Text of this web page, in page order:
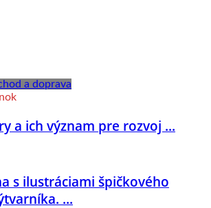
a doprava
a ich význam pre rozvoj ...
s ilustráciami špičkového
...